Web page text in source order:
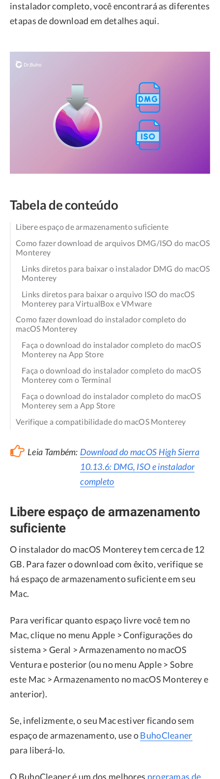
instalador completo, você encontrará as diferentes
etapas de download em detalhes aqui.
Tabela de conteúdo
Libere espaço de armazenamento suficiente
Como fazer download de arquivos DMG/ISO do macOS
Monterey
Links diretos para baixar o instalador DMG do macOS
Monterey
Links diretos para baixar o arquivo ISO do macOS
Monterey para VirtualBox e VMware
Como fazer download do instalador completo do
macOS Monterey
Faça o download do instalador completo do macOS
Monterey na App Store
Faça o download do instalador completo do macOS
Monterey com o Terminal
Faça o download do instalador completo do macOS
Monterey sem a App Store
Verifique a compatibilidade do macOS Monterey
Leia Também: Download do macOS High Sierra
10.13.6: DMG, ISO e instalador
completo
Libere espaço de armazenamento
suficiente
O instalador do macOS Monterey tem cerca de 12
GB. Para fazer o download com êxito, verifique se
há espaço de armazenamento suficiente em seu
Mac.
Para verificar quanto espaço livre você tem no
Mac, clique no menu Apple > Configurações do
sistema > Geral > Armazenamento no macOS
Ventura e posterior (ou no menu Apple > Sobre
este Mac > Armazenamento no macOS Monterey e
anterior).
Se, infelizmente, o seu Mac estiver ficando sem
espaço de armazenamento, use oBuhoCleaner
para liberá-lo.
O BuhoCleaner é um dos melhores programas de